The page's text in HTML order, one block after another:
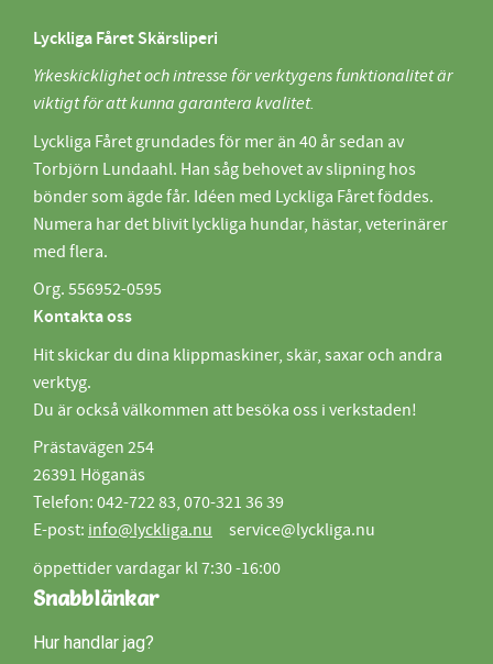
Lyckliga Fåret Skärsliperi
Yrkeskicklighet och intresse för verktygens funktionalitet är
viktigt för att kunna garantera kvalitet.
Lyckliga Fåret grundades för mer än 40 år sedan av
Torbjörn Lundaahl. Han såg behovet av slipning hos
bönder som ägde får. Idéen med Lyckliga Fåret föddes.
Numera har det blivit lyckliga hundar, hästar, veterinärer
med flera.
Org. 556952-0595
Kontakta oss
Hit skickar du dina klippmaskiner, skär, saxar och andra
verktyg.
Du är också välkommen att besöka oss i verkstaden!
Prästavägen 254
26391 Höganäs
Telefon: 042-722 83, 070-321 36 39
E-post: info@lyckliga.nu service@lyckliga.nu
öppettider vardagar kl 7:30 -16:00
Snabblänkar
Hur handlar jag?